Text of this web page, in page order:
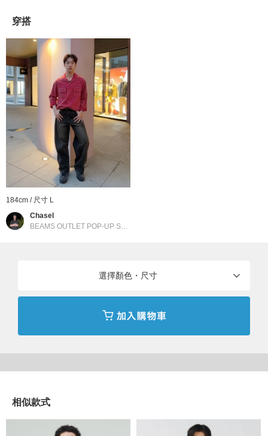
推薦搭配簡約的牛仔褲或休閒褲，突顯襯衫的份量感。利用開領設
計的特點，內搭露出白色T恤，即可打造出具備都會感的清新工裝
風格。從單穿到換季時節的外套，適用於廣泛的穿搭。
■材質
採用棉質格紋法蘭絨材質。
■養護方法
可水洗、可乾洗
（詳細請參閱商品附屬的洗滌標籤）
※商品色澤會依據環境光源或個人的手機電腦螢幕顯示而有些許不
BEAMS HEART
〈BEAMS HEART〉所珍視的，是流行趨勢與經典基本款之間「恰
到好處」的平衡。以舒適自在的個人穿搭、觸手可及的親民價格，
的美好瞬間。
到店詢問時請告知店員下方的商品編號
商品編號：42-11-0117-639
穿搭
184cm / 尺寸 L
Chasel
BEAMS OUTLET POP-UP SHOP 台中港
選擇顏色・尺寸
相似款式